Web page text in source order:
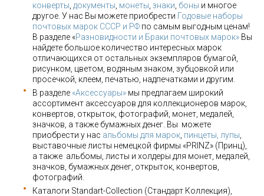
конверты документы монеты знаки боны и многое
другое. У нас Вы можете приобрести Годовые наборы
почтовых марок СССР и РФ по самым выгодным ценам!
В разделе «Разновидности и Браки почтовых марок» Вы
найдете большое количество интересных марок
отличающихся от остальных экземпляров бумагой,
рисунком, цветом, водяным знаком, зубцовкой или
просечкой, клеем, печатью, надпечатками и другим.
В разделе «Аксессуары» мы предлагаем широкий
ассортимент аксессуаров для коллекционеров марок,
конвертов, открыток, фотографий, монет, медалей,
значков, а также бумажных денег. Вы можете
приобрести у нас альбомы для марок пинцеты, лупы
выставочные листы немецкой фирмы «PRINZ» (Принц),
а также альбомы, листы и холдеры для монет, медалей,
значков, бумажных денег, открыток, конвертов,
фотографий.
Каталоги Standart-Collection (Стандарт Коллекция),